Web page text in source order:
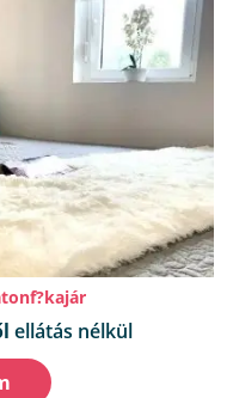
ellátás nélkül